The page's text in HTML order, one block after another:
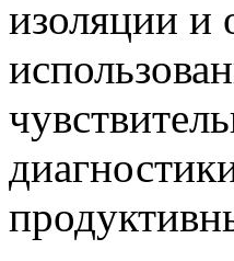
изоляции и